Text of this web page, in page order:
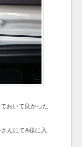
おいて良かった
んにてA様に入